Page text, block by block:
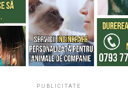
PUBLICITATE